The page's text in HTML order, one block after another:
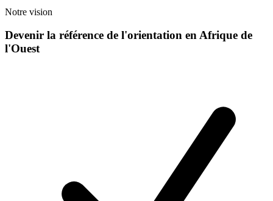
Notre vision
Devenir la référence de l'orientation en Afrique de
l'Ouest